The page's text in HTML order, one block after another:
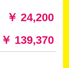
￥ 24,200
￥ 139,370